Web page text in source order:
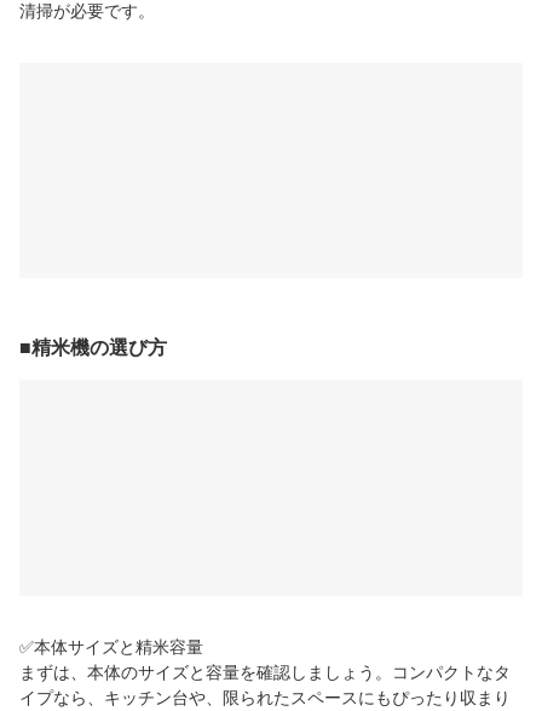
清掃が必要です。
■精米機の選び方
✅本体サイズと精米容量
まずは、本体のサイズと容量を確認しましょう。コンパクトなタ
イプなら、キッチン台や、限られたスペースにもぴったり収まり